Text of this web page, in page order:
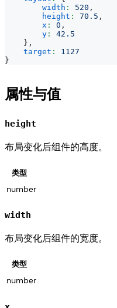
width : 520 ,
height : 70.5 ,
x : 0 ,
y :
42.5
} ,
target :
1127
}
属性与值
height
布局变化后组件的高度。
类型
number
width
布局变化后组件的宽度。
类型
number